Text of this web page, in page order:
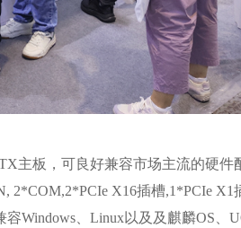
主板，可良好兼容市场主流的硬件
X16插槽,1*PCIe X1
Windows、Linux以及及麒麟OS、